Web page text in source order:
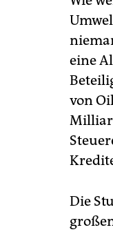
eine
von
Die